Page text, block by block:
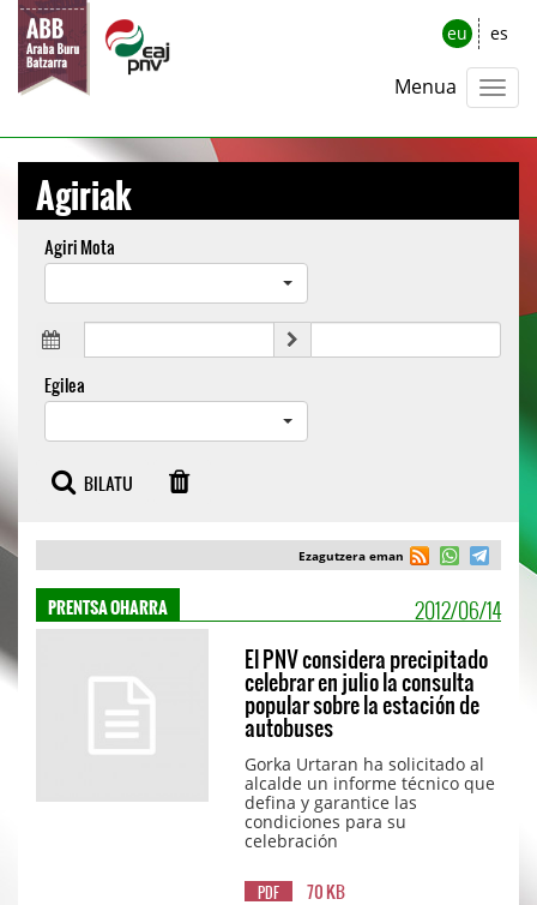
eu es
Menua
Agiriak
Agiri Mota
Egilea
BILATU
Ezagutzera eman
PRENTSA OHARRA 2012/06/14
El PNV considera precipitado
celebrar en julio la consulta
popular sobre la estación de
autobuses
Gorka Urtaran ha solicitado al
alcalde un informe técnico que
defina y garantice las
condiciones para su
celebración
PDF
70 KB